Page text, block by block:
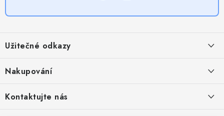
p
a
Užitečné odkazy
Provizní systém
Nakupování
Kontaktujte nás